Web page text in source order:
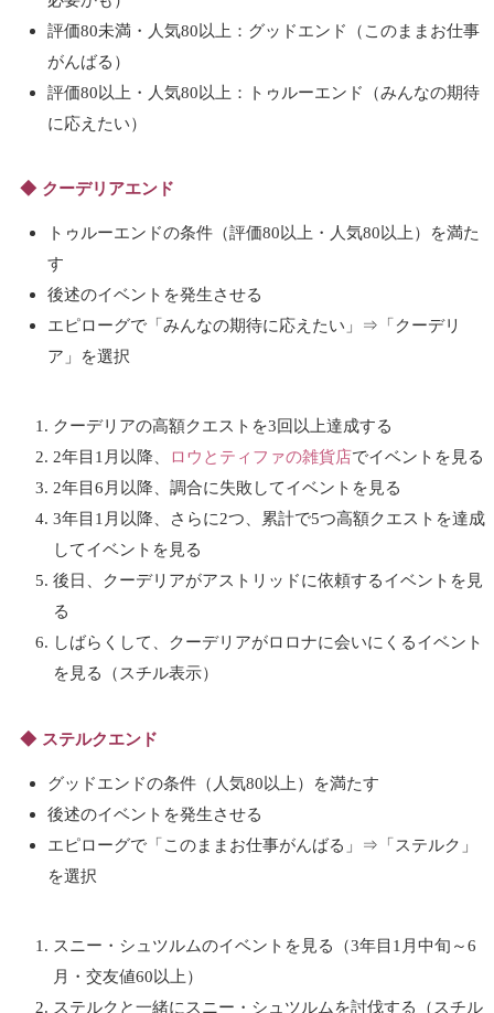
評価80未満・人気80以上：グッドエンド（このままお仕事
がんばる）
評価80以上・人気80以上：トゥルーエンド（みんなの期待
に応えたい）
クーデリアエンド
トゥルーエンドの条件（評価80以上・人気80以上）を満た
す
後述のイベントを発生させる
エピローグで「みんなの期待に応えたい」⇒「クーデリ
ア」を選択
クーデリアの高額クエストを3回以上達成する
2年目1月以降、
ロウとティファの雑貨店でイベントを見る
2年目6月以降、調合に失敗してイベントを見る
3年目1月以降、さらに2つ、累計で5つ高額クエストを達成
してイベントを見る
後日、クーデリアがアストリッドに依頼するイベントを見
る
しばらくして、クーデリアがロロナに会いにくるイベント
を見る（スチル表示）
ステルクエンド
グッドエンドの条件（人気80以上）を満たす
後述のイベントを発生させる
エピローグで「このままお仕事がんばる」⇒「ステルク」
を選択
スニー・シュツルムのイベントを見る（3年目1月中旬～6
月・交友値60以上）
ステルクと一緒にスニー・シュツルムを討伐する（スチル